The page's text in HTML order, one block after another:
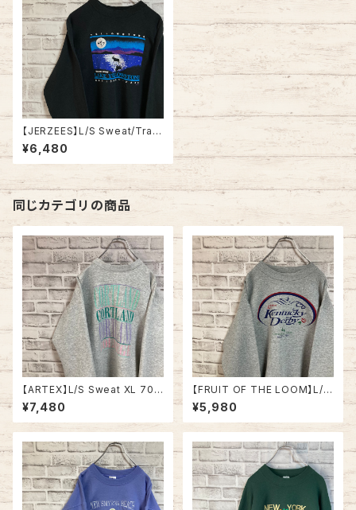
【JERZEES】L/S Sweat/Train
er L 90s Made in USA “YEL
LOW STONE” スーベニア ス
ウェット トレーナー イエロース
トーン 国立公園 ムース フルム
ーン 鹿 満月 USA製 アメリカ U
SA 古着
¥6,480
同じカテゴリの商品
【ARTEX】L/S Sweat XL 70-
80s Made in USA “CORTL
AND ” カレッジ スウェット トレ
ーナー ニューヨーク州立大学
USA 古着
¥7,480
【FRUIT OF THE LOOM】L/S
Sweat/Trainer L 2000s “ K
entucky Derby” スーベニア
スウェット トレーナー ケンタッキ
ラブレッド アメリカ USA 古着
¥5,980